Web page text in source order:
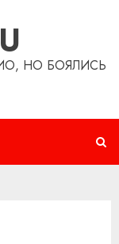
НО БОЯЛИСЬ